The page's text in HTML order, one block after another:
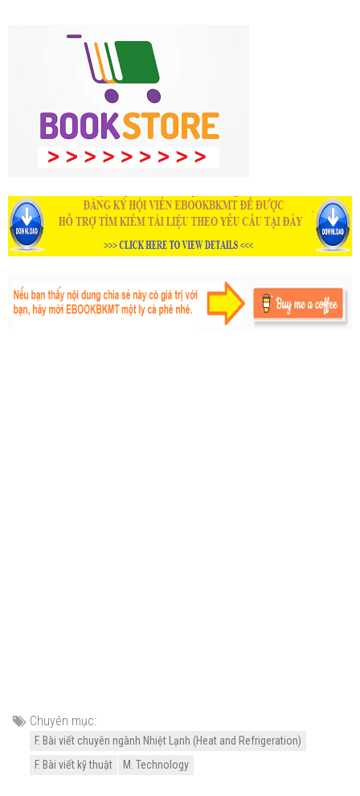
Chuyên mục:
F. Bài viết chuyên ngành Nhiệt Lạnh (Heat and Refrigeration)
F. Bài viết kỹ thuật
M. Technology